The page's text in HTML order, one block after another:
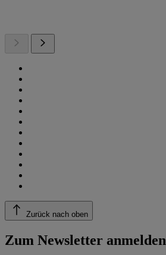
Zurück nach oben
Zum Newsletter anmelden